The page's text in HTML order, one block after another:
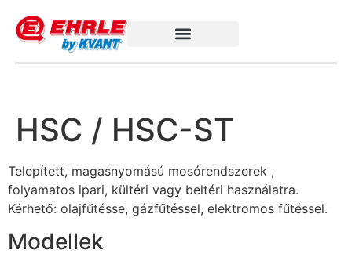
HSC / HSC-ST
Telepített, magasnyomású mosórendszerek ,
folyamatos ipari, kültéri vagy beltéri használatra.
Kérhető: olajfűtésse, gázfűtéssel, elektromos fűtéssel.
Modellek